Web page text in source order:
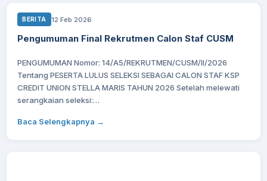
BERITA 12 Feb 2026
Pengumuman Final Rekrutmen Calon Staf CUSM
PENGUMUMAN Nomor: 14/A5/REKRUTMEN/CUSM/II/2026
Tentang PESERTA LULUS SELEKSI SEBAGAI CALON STAF KSP
CREDIT UNION STELLA MARIS TAHUN 2026 Setelah melewati
serangkaian seleksi:…
Baca Selengkapnya →